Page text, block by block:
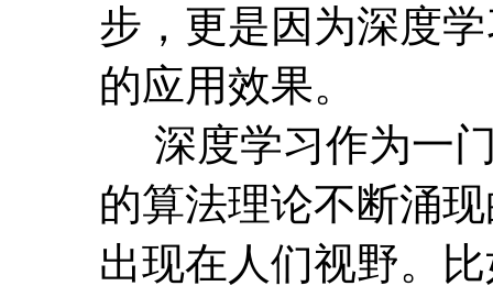
步，更是因为深度
的应用效果。
深度学习作为一
的算法理论不断涌
出现在人们视野。比